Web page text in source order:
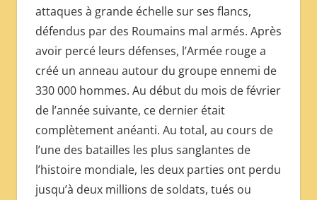
attaques à grande échelle sur ses flancs,
défendus par des Roumains mal armés. Après
avoir percé leurs défenses, l’Armée rouge a
créé un anneau autour du groupe ennemi de
330 000 hommes. Au début du mois de février
de l’année suivante, ce dernier était
complètement anéanti. Au total, au cours de
l’une des batailles les plus sanglantes de
l’histoire mondiale, les deux parties ont perdu
jusqu’à deux millions de soldats, tués ou